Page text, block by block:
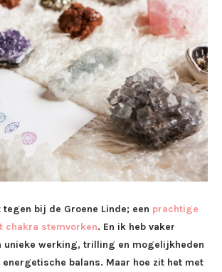
bij de Groene Linde; een prachtige
chakra stemvorken. En ik heb vaker
unieke werking, trilling en mogelijkheden
balans. Maar hoe zit het met